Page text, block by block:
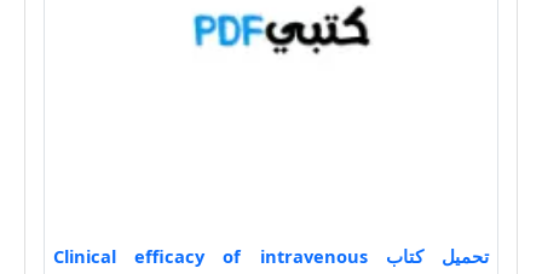
تحميل كتاب Clinical efficacy of intravenous